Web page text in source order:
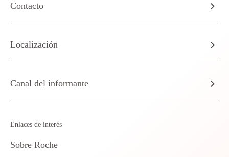
Contacto
Localización
Canal del informante
Enlaces de interés
Sobre Roche